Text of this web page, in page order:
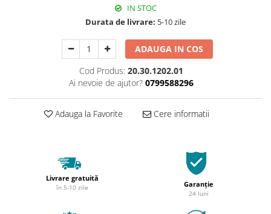
IN STOC
Durata de livrare: 5-10 zile
ADAUGA IN COS
Cod Produs: 20.30.1202.01
Ai nevoie de ajutor? 0799588296
Adauga la Favorite Cere informatii
Livrare gratuită
în 5-10 zile Garanție
24 luni